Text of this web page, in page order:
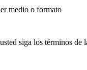
medio o formato
siga los términos de